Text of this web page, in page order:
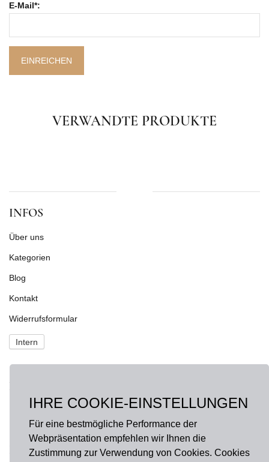
IHRE COOKIE-EINSTELLUNGEN
Für eine bestmögliche Performance der
Webpräsentation empfehlen wir Ihnen die
Zustimmung zur Verwendung von Cookies. Cookies
E-Mail*:
EINREICHEN
VERWANDTE PRODUKTE
INFOS
Über uns
Kategorien
Blog
Kontakt
Widerrufsformular
Intern
Fragen?onlineshop@hausdermanufakturen.de
FOLGE UNS AUF